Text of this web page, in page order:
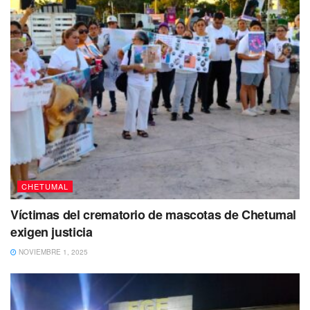
Sin embargo, al dar a conocer el resolutivo,Semarnat
determinó que fue negativo porque hacer trabajos en ese
predio a la orilla de la laguna Xul-Ha puede dañar el
ambiente.
#Agathapone en alerta a Quintana Roo via
@playaaldia
https://t.co/Ry9J3VeTop
pic.twitter.com/vJfR0fMraU
— playaaldia (@playaaldia)
May 29, 2022
El documento precisa que para construir ese tipo de
infraestructura, se prevé una inversión de medio millón de
pesos, considerando que el 10%, es decir 50 mil pesos, es
para las medidas de prevención y mitigación del proyecto.
El predio tiene una superficie total de 208 mil 621.33
CHETUMAL
Víctimas del crematorio de mascotas de Chetumal
exigen justicia
NOVIEMBRE 1, 2025